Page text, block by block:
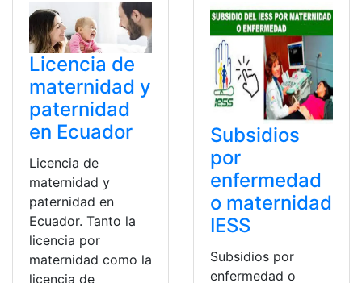
Licencia de
maternidad y
paternidad
en Ecuador
Licencia de
maternidad y
paternidad en
Ecuador. Tanto la
licencia por
maternidad como la
licencia de
Subsidios
por
enfermedad
o maternidad
IESS
Subsidios por
enfermedad o